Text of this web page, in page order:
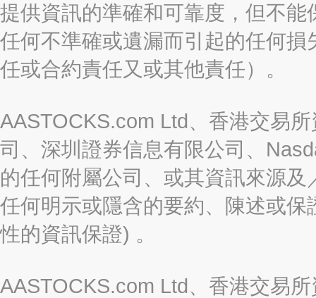
提供資訊的準確和可靠度，但不
任何不準確或遺漏而引起的任何
任或合約責任又或其他責任）。
AASTOCKS.com Ltd、香港交易
司、深圳證券信息有限公司、
的任何附屬公司、或其資訊來源
任何明示或隱含的要約、陳述或
性的資訊保證) 。
AASTOCKS.com Ltd、香港交易